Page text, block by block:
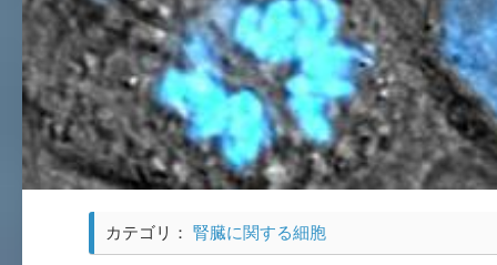
カテゴリ： 腎臓に関する細胞